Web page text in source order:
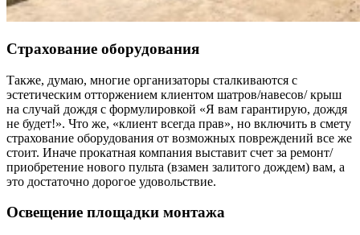
Страхование оборудования
Также, думаю, многие организаторы сталкиваются с
эстетическим отторжением клиентом шатров/навесов/ крыш
на случай дождя с формулировкой «Я вам гарантирую, дождя
не будет!». Что же, «клиент всегда прав», но включить в смету
страхование оборудования от возможных повреждений все же
стоит. Иначе прокатная компания выставит счет за ремонт/
приобретение нового пульта (взамен залитого дождем) вам, а
это достаточно дорогое удовольствие.
Освещение площадки монтажа